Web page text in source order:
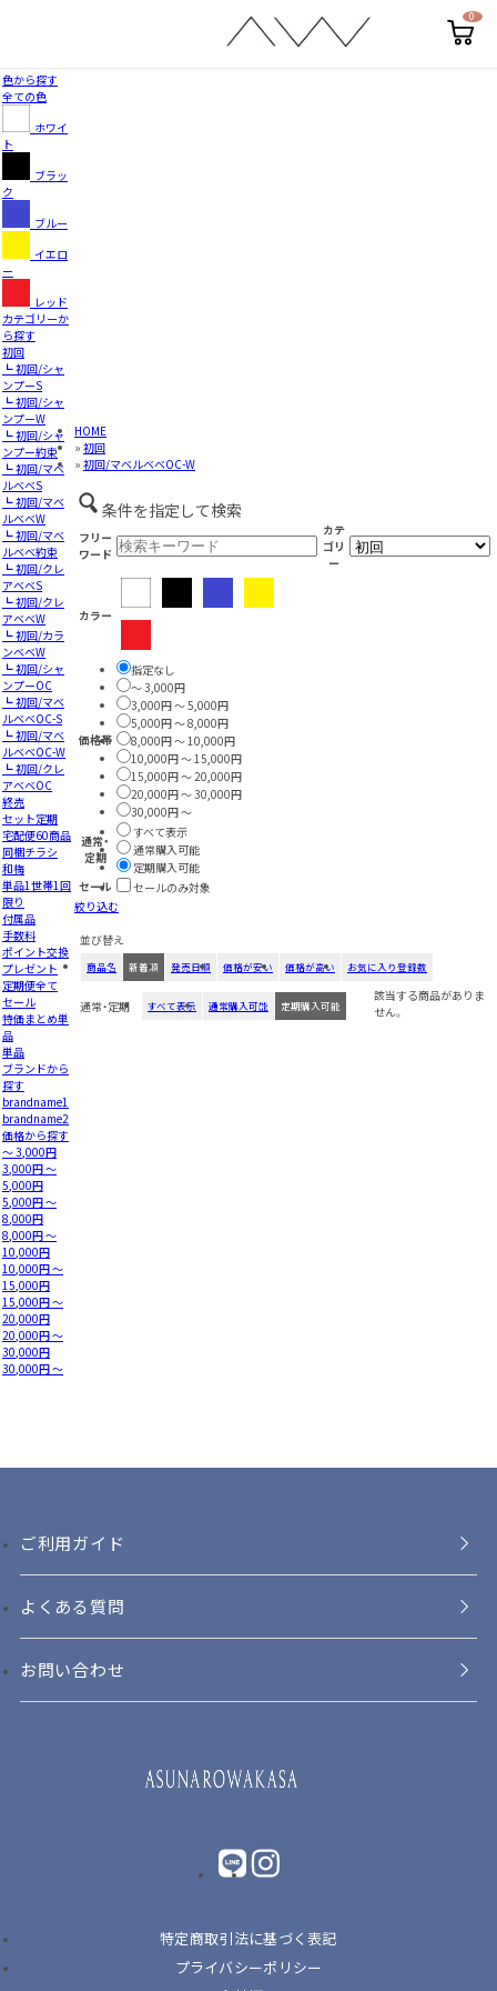
カ
0
色から探す
全ての色
ホワイ
ト
ブラッ
ク
ブルー
イエロ
ー
レッド
カテゴリーか
ら探す
初回
┗ 初回/シャ
ンプーS
┗ 初回/シャ
ンプーW
┗ 初回/シャ
ンプー約束
┗ 初回/マベ
ルベベS
┗ 初回/マベ
ルベベW
┗ 初回/マベ
ルベベ約束
┗ 初回/クレ
アベベS
┗ 初回/クレ
アベベW
┗ 初回/カラ
ンベベW
┗ 初回/シャ
ンプーOC
┗ 初回/マベ
ルベベOC-S
┗ 初回/マベ
ルベベOC-W
┗ 初回/クレ
アベベOC
終売
セット定期
宅配便60商品
同梱チラシ
和梅
単品1世帯1回
限り
付属品
手数料
ポイント交換
プレゼント
定期便全て
セール
特価まとめ単
品
単品
ブランドから
探す
brandname1
brandname2
価格から探す
～ 3,000円
3,000円 ～
5,000円
5,000円 ～
8,000円
8,000円 ～
10,000円
10,000円 ～
15,000円
15,000円 ～
20,000円
20,000円 ～
30,000円
30,000円 ～
HOME
» 初回
» 初回/マベルベベOC-W
条件を指定して検索
フリー
ワード
カテ
ゴリ
ー
カラー
価格帯
指定なし
～ 3,000円
3,000円 ～ 5,000円
5,000円 ～ 8,000円
8,000円 ～ 10,000円
10,000円 ～ 15,000円
15,000円 ～ 20,000円
20,000円 ～ 30,000円
30,000円 ～
通常・
定期
すべて表示
通常購入可能
定期購入可能
セール
セールのみ対象
絞り込む
並び替え
商品名 新着順 発売日順 価格が安い 価格が高い お気に入り登録数
通常・定期 すべて表示 通常購入可能 定期購入可能
該当する商品がありま
せん。
ご利用ガイド
よくある質問
お問い合わせ
LINE instagram
特定商取引法に基づく表記
プライバシーポリシー